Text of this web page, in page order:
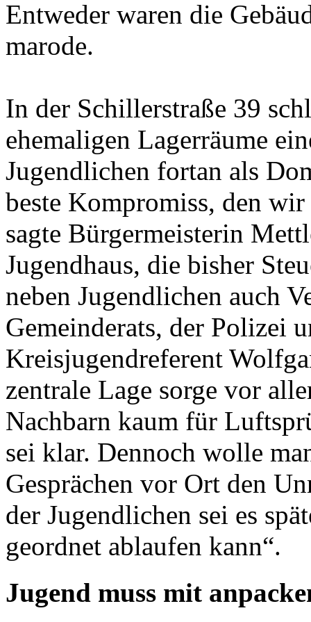
Entweder waren die
marode.
In der Schillerstraße 39
ehemaligen Lagerräume
Jugendlichen fortan als
beste Kompromiss, den
sagte Bürgermeisterin
Jugendhaus, die bisher
neben Jugendlichen auch
Gemeinderats, der Polizei
Kreisjugendreferent
zentrale Lage sorge vor
Nachbarn kaum für
sei klar. Dennoch wolle
Gesprächen vor Ort den
der Jugendlichen sei es
geordnet ablaufen kann“.
Jugend muss mit